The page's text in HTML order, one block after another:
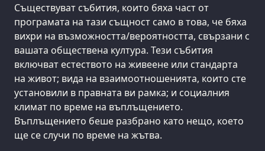
Съществуват събития, които бяха част от
програмата на тази същност само в това, че бяха
вихри на възможността/вероятността, свързани с
вашата обществена култура. Тези събития
включват естеството на живеене или стандарта
на живот; вида на взаимоотношенията, които сте
установили в правната ви рамка; и социалния
климат по време на въплъщението.
Въплъщението беше разбрано като нещо, което
ще се случи по време на жътва.